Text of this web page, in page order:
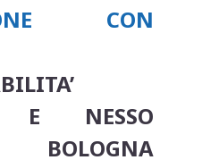
CON
E NESSO
BOLOGNA